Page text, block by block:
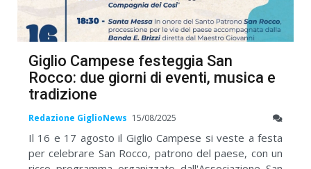
Giglio Campese festeggia San
Rocco: due giorni di eventi, musica e
tradizione
Redazione GiglioNews 15/08/2025
Il 16 e 17 agosto il Giglio Campese si veste a festa
per celebrare San Rocco, patrono del paese, con un